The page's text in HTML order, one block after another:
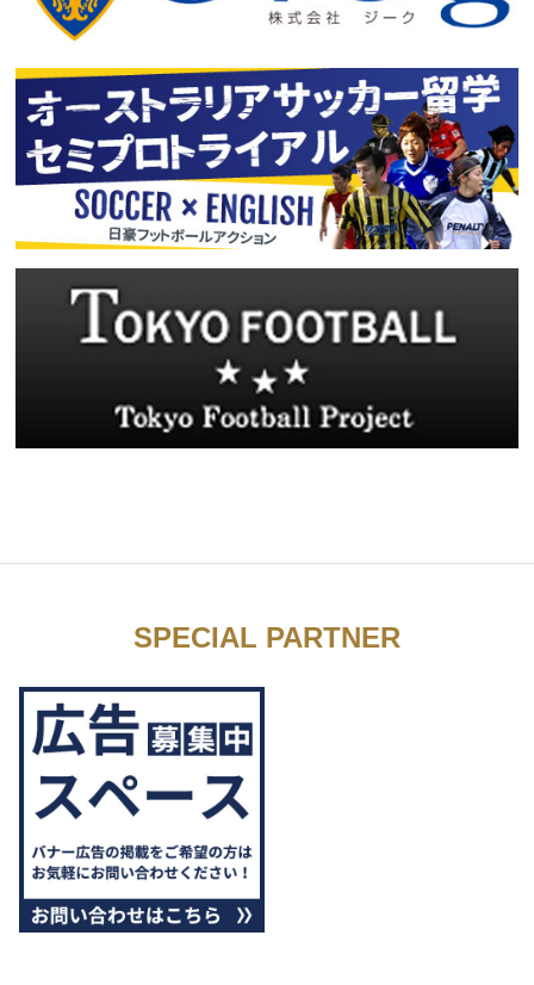
SPECIAL PARTNER